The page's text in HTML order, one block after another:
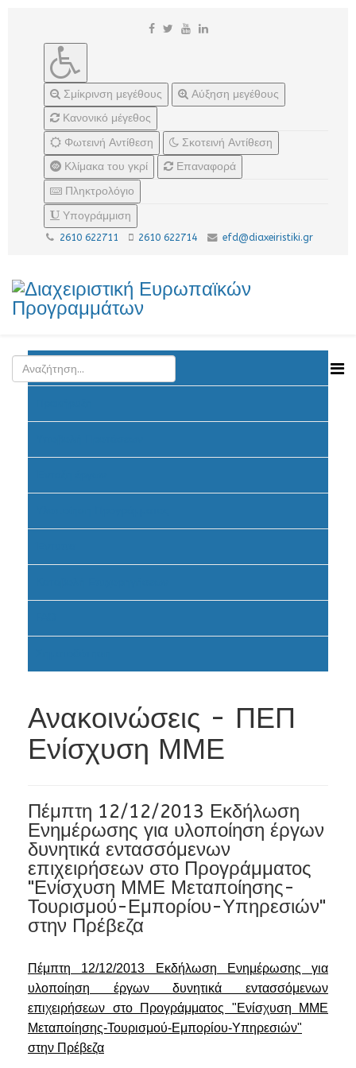
Σμίκρινση μεγέθους
Αύξηση μεγέθους
Κανονικό μέγεθος
Φωτεινή Αντίθεση
Σκοτεινή Αντίθεση
Κλίμακα του γκρί
Επαναφορά
Πληκτρολόγιο
Υπογράμμιση
2610 622711 2610 622714 efd@diaxeiristiki.gr
Ανακοινώσεις
Ανακοινώσεις - ΠΕΠ
Ενίσχυση ΜΜΕ
Πέμπτη 12/12/2013 Εκδήλωση
Ενημέρωσης για υλοποίηση έργων
δυνητικά εντασσόμενων
επιχειρήσεων στο Προγράμματος
"Ενίσχυση ΜΜΕ Μεταποίησης-
Τουρισμού-Εμπορίου-Υπηρεσιών"
στην Πρέβεζα
Πέμπτη 12/12/2013 Εκδήλωση Ενημέρωσης για
υλοποίηση έργων δυνητικά εντασσόμενων
επιχειρήσεων στο Προγράμματος "Ενίσχυση ΜΜΕ
Μεταποίησης-Τουρισμού-Εμπορίου-Υπηρεσιών"
στην Πρέβεζα